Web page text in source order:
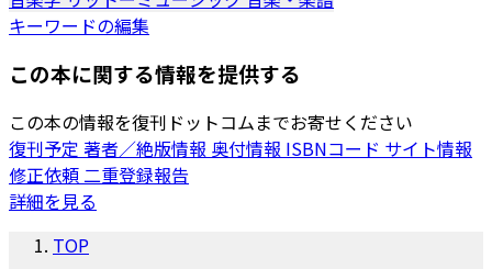
キーワードの編集
この本に関する情報を提供する
この本の情報を復刊ドットコムまでお寄せください
復刊予定 著者／絶版情報 奥付情報 ISBNコード サイト情報
修正依頼二重登録報告
詳細を見る
TOP